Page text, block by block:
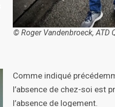
© Roger Vandenbroeck, ATD
Comme indiqué
l’absence de chez-soi est
l’absence de logement.